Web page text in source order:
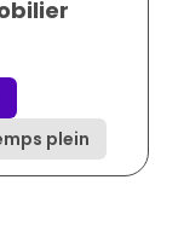
plein